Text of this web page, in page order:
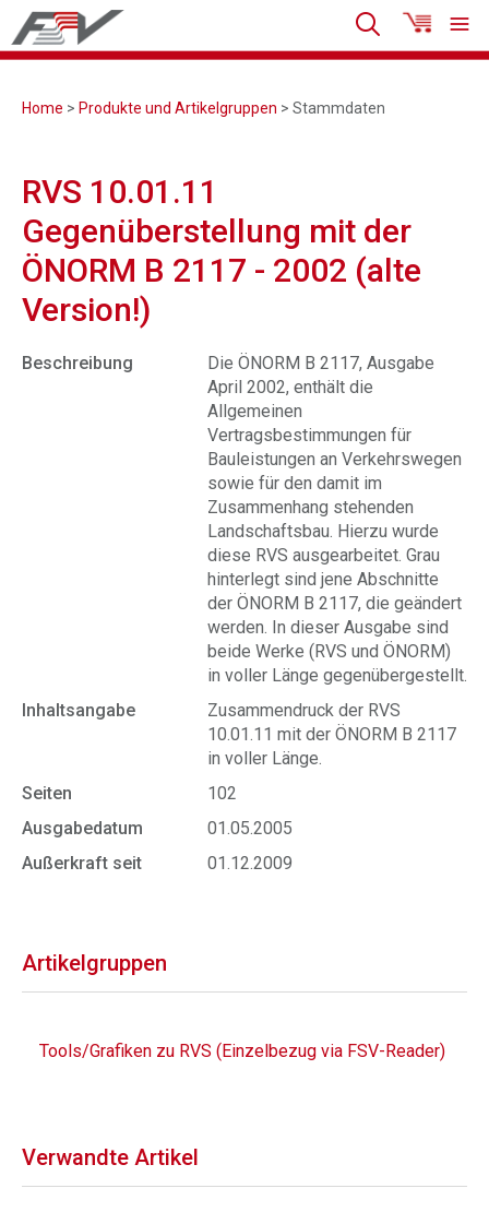
Home > Produkte und Artikelgruppen > Stammdaten
RVS 10.01.11
Gegenüberstellung mit der
ÖNORM B 2117 - 2002 (alte
Version!)
Beschreibung
Die ÖNORM B 2117, Ausgabe
April 2002, enthält die
Allgemeinen
Vertragsbestimmungen für
Bauleistungen an Verkehrswegen
sowie für den damit im
Zusammenhang stehenden
Landschaftsbau. Hierzu wurde
diese RVS ausgearbeitet. Grau
hinterlegt sind jene Abschnitte
der ÖNORM B 2117, die geändert
werden. In dieser Ausgabe sind
beide Werke (RVS und ÖNORM)
in voller Länge gegenübergestellt.
Inhaltsangabe
Zusammendruck der RVS
10.01.11 mit der ÖNORM B 2117
in voller Länge.
Seiten
102
Ausgabedatum
01.05.2005
Außerkraft seit
01.12.2009
Artikelgruppen
Tools/Grafiken zu RVS (Einzelbezug via FSV-Reader)
Verwandte Artikel